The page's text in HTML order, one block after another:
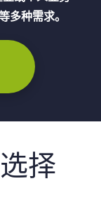
多种需求。
择